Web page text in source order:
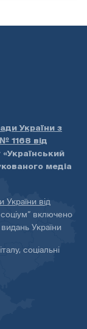
України з
1168 від
медіа
України від
включено
України
соціальні